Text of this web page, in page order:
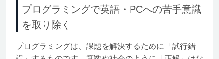
プログラミングで英語・PCへの苦手意識
を取り除く
プログラミングは、課題を解決するために「試行錯